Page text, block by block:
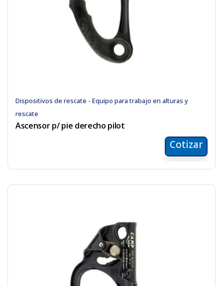
Dispositivos de rescate - Equipo para trabajo en alturas y
rescate
Ascensor p/ pie derecho pilot
Cotizar